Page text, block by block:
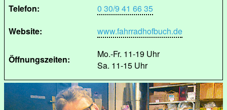
Telefon:
0 30/9 41 66 35
Website:
www.fahrradhofbuch.de
Öffnungszeiten:
Mo.-Fr. 11-19 Uhr
Sa. 11-15 Uhr